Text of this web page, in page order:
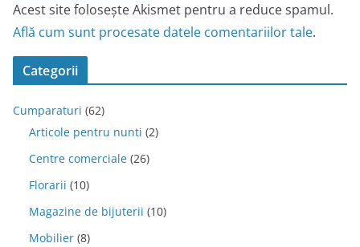
Acest site folosește Akismet pentru a reduce spamul.
Află cum sunt procesate datele comentariilor tale.
Categorii
Cumparaturi (62)
Articole pentru nunti (2)
Centre comerciale (26)
Florarii (10)
Magazine de bijuterii (10)
Mobilier (8)